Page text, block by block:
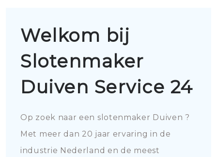
Welkom bij
Slotenmaker
Duiven Service 24
Op zoek naar een slotenmaker Duiven ?
Met meer dan 20 jaar ervaring in de
industrie Nederland en de meest